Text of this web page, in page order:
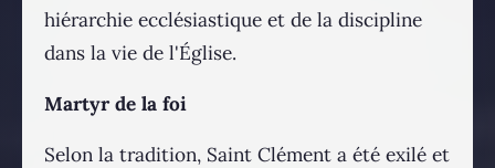
hiérarchie ecclésiastique et de la discipline
dans la vie de l'Église.
Martyr de la foi
Selon la tradition, Saint Clément a été exilé et